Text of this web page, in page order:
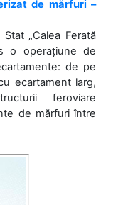
de mărfuri –
„Calea Ferată
o operațiune de
de pe
ecartament larg,
feroviare
de mărfuri între